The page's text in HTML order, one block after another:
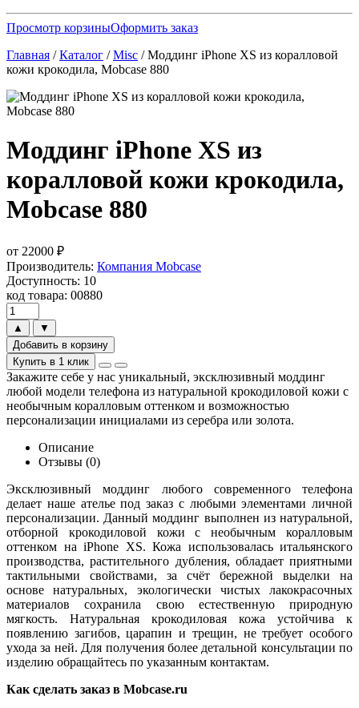
Просмотр корзиныОформить заказ
Главная /Каталог /Misc /Моддинг iPhone XS из коралловой
кожи крокодила, Mobcase 880
Моддинг iPhone XS из
коралловой кожи крокодила,
Mobcase 880
от 22000 ₽
Производитель: Компания Mobcase
Доступность: 10
код товара: 00880
▲
▼
Добавить в корзину
Купить в 1 клик
Закажите себе у нас уникальный, эксклюзивный моддинг
любой модели телефона из натуральной крокодиловой кожи с
необычным коралловым оттенком и возможностью
персонализации инициалами из серебра или золота.
Описание
Отзывы (0)
Эксклюзивный моддинг любого современного телефона
делает наше ателье под заказ с любыми элементами личной
персонализации. Данный моддинг выполнен из натуральной,
отборной крокодиловой кожи с необычным коралловым
оттенком на iPhone XS. Кожа использовалась итальянского
производства, растительного дубления, обладает приятными
тактильными свойствами, за счёт бережной выделки на
основе натуральных, экологически чистых лакокрасочных
материалов сохранила свою естественную природную
мягкость. Натуральная крокодиловая кожа устойчива к
появлению загибов, царапин и трещин, не требует особого
ухода за ней. Для получения более детальной консультации по
изделию обращайтесь по указанным контактам.
Как сделать заказ в Mobcase.ru